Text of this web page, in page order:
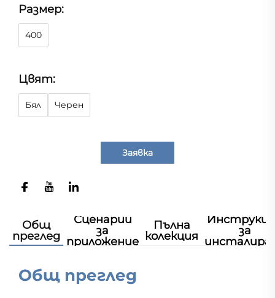
Размер:
400
Цвят:
Бял Черен
Заявка
Общ
преглед
Сценарии
за
приложение
Пълна
колекция
за
Общ преглед